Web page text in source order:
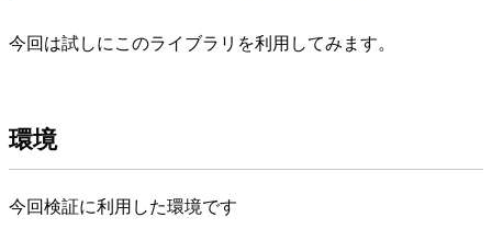
今回は試しにこのライブラリを利用してみます。
環境
今回検証に利用した環境です